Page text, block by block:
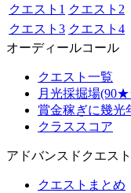
クエスト1 クエスト2
クエスト3 クエスト4
オーディールコール
クエスト一覧
月光採掘場
賞金稼ぎに幾光
クラススコア
アドバンスドクエスト
クエストまとめ